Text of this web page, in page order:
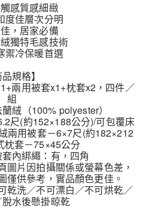
感質感細緻
度佳層次分明
，居家必備
獨特毛感技術
禦冷保暖首選
品規格】
兩用被套x1+枕套x2，四件／
組
絨（100% polyester）
尺(約152×188公分)/可包覆床
兩用被套－6×7尺(約182×212
枕套－75×45公分
內綁繩：有，四角
片因拍攝關係或螢幕色差，
僅供參考，實品顏色更佳。
洗／不可漂白／不可烘乾／
水後懸掛晾乾